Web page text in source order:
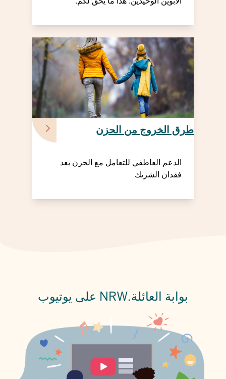
طرق الخروج من الحزن
الدعم العاطفي للتعامل مع الحزن بعد
فقدان الشريك
بوابة العائلة.NRW على يوتيوب